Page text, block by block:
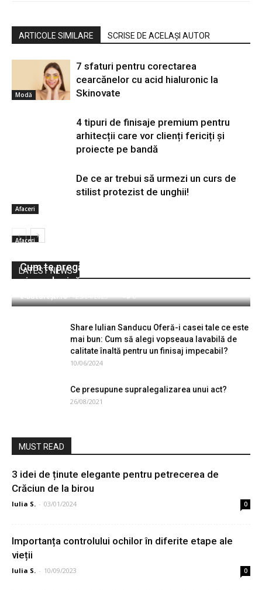
ARTICOLE SIMILARE SCRISE DE ACELAȘI AUTOR
Modă
7 sfaturi pentru corectarea
cearcănelor cu acid hialuronic la
Skinovate
Afaceri
4 tipuri de finisaje premium pentru
arhitecții care vor clienți fericiți și
proiecte pe bandă
Afaceri
De ce ar trebui să urmezi un curs de
stilist protezist de unghii!
LATEST NEWS
Cum te pregătești pentru o investigație
ginecologică
e-București.ro - 25/04/2023 0
Share Iulian Sanducu Oferă-i casei tale ce este
mai bun: Cum să alegi vopseaua lavabilă de
calitate înaltă pentru un finisaj impecabil?
10/06/2024
Ce presupune supralegalizarea unui act?
26/08/2021
MUST READ
3 idei de ținute elegante pentru petrecerea de
Crăciun de la birou
Iulia S. - 03/01/2024 0
Importanța controlului ochilor în diferite etape ale
vieții
Iulia S. - 10/09/2023 0